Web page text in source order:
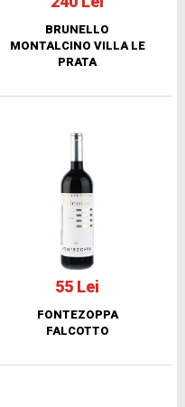
BRUNELLO
MONTALCINO VILLA LE
PRATA
55 Lei
FONTEZOPPA
FALCOTTO